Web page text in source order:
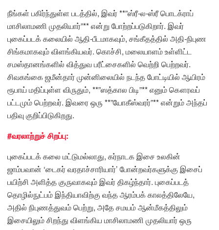
நீங்கள் பகிர்ந்துள்ள படத்தில், இவர் **”ஸ்ரீ-ல-ஸ்ரீ பொடக்ராப்
மாசிலாமணி முதலியார்”** என்று போற்றப்படுகிறார். இவர்
புகைப்படக் கலையில் ஆதி-பீடமாகவும், சங்கீதத்தில் அதி-நிபுண
சிங்கமாகவும் விளங்கியவர். கொச்சி, மலையாளம் உள்ளிட்ட
சமஸ்தானங்களில் வித்துவ பரீட்சைகளில் வெற்றி பெற்றவர்.
சிவகங்கை ஜமீன்தார் முன்னிலையில் நடந்த போட்டியில் ஆயிரம்
ரூபாய் மதிப்புள்ள விருதும், **”ஸத்கால பிடி”** எனும் கௌரவப்
பட்டமும் பெற்றவர். இவரை ஒரு **”யோகீஸ்வரர்”** என்றும் அந்தப்
பதிவு குறிப்பிடுகிறது.
#வரலாற்றுச் சிறப்பு:
புகைப்படக் கலை மட்டுமல்லாது, கர்நாடக இசை உலகின்
ஜாம்பவான் ‘டைகர் வரதாச்சாரியார்’ போன்றவர்களுக்கு இசைப்
பயிற்சி அளித்த குருவாகவும் இவர் திகழ்ந்தார். புகைப்படத்
தொழில்நுட்பம் இந்தியாவிற்கு வந்த ஆரம்பக் காலத்திலேயே,
அதில் நிபுணத்துவம் பெற்று, அதே சமயம் ஆன்மீகத்திலும்
இசையிலும் சிறந்து விளங்கிய மாசிலாமணி முதலியார் ஒரு